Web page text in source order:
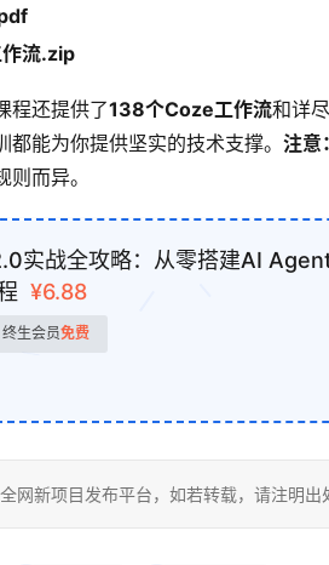
流.zip
程还提供了138个Coze工作流和详
能为你提供坚实的技术支撑。 注意：
而异。
实战全攻略：从零搭建AI
¥6.88
终生会员免费
网新项目发布平台，如若转载，请注